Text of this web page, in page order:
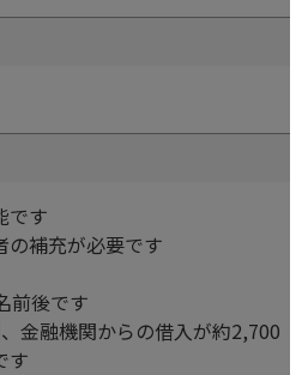
です
の補充が必要です
前後です
金融機関からの借入が約2,700
す